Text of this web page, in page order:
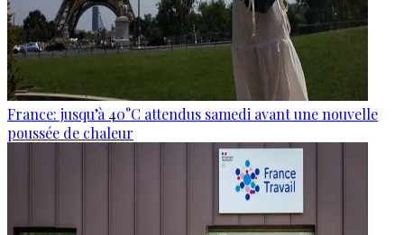
France: jusqu’à 40°C attendus samedi avant une nouvelle
poussée de chaleur